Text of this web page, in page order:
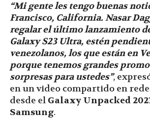
“Mi gente les tengo buenas
Francisco, California. Nasar
regalar el último lanzamiento
Galaxy S23 Ultra, estén
venezolanos, los que están en
porque tenemos grandes
sorpresas para ustedes”,
en un video compartido en
desde el Galaxy Unpacked
Samsung.